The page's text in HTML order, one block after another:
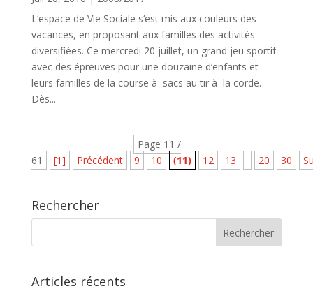
L‘espace de Vie Sociale s‘est mis aux couleurs des
vacances, en proposant aux familles des activités
diversifiées. Ce mercredi 20 juillet, un grand jeu sportif
avec des épreuves pour une douzaine d‘enfants et
leurs familles de la course à sacs au tir à la corde.
Dès...
Page 11 /
61
[1] Précédent 9 10 (11) 12 13 20 30
Rechercher
Articles récents